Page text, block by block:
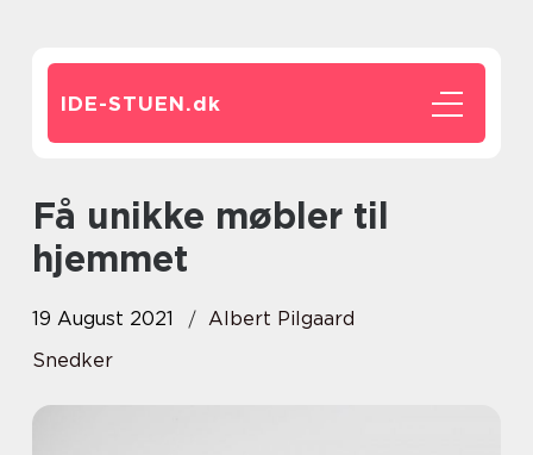
IDE-STUEN.dk
Få unikke møbler til
hjemmet
19 August 2021
Albert Pilgaard
Snedker